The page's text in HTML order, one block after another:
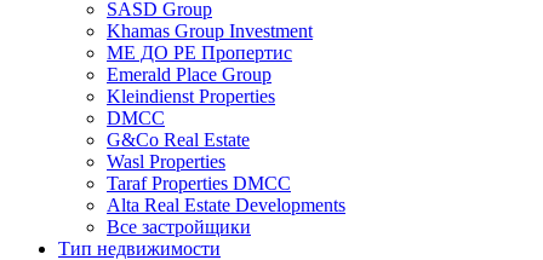
SASD Group
Khamas Group Investment
МЕ ДО РЕ Пропертис
Emerald Place Group
Kleindienst Properties
DMCC
G&Co Real Estate
Wasl Properties
Taraf Properties DMCC
Alta Real Estate Developments
Все застройщики
Тип недвижимости